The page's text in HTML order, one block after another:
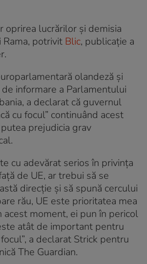
oprirea lucrărilor și demisia
potrivit Blic, publicație a
olandeză și
informare a Parlamentului
a declarat că guvernul
cu focul” continuând acest
prejudicia grav
cu adevărat serios în privința
de UE, ar trebui să se
direcție și să spună cercului
rău, UE este prioritatea mea
acest moment, ei pun în pericol
atât de important pentru
a declarat Strick pentru
The Guardian.